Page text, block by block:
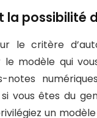
la possibilité
le critère
modèle qui
notes
si vous êtes du
un